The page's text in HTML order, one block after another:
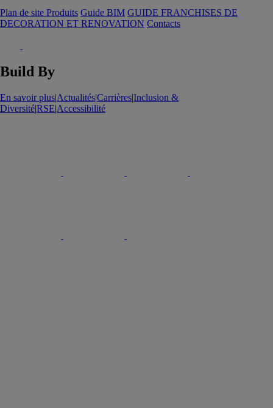
Plan de site Produits Guide BIM GUIDE FRANCHISES DE
DECORATION ET RENOVATION Contacts
Build By
En savoir plus|Actualités|Carrières|Inclusion &
Diversité|RSE|Accessibilité